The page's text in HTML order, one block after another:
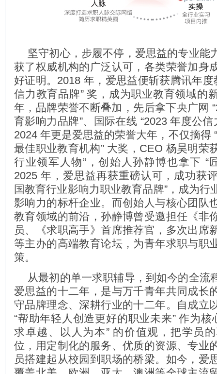
坚守初心，步履不停，爱思益的专业能
获了权威机构的广泛认可，各类荣誉加身
好证明。2018 年，爱思益便斩获腾讯年度
信力教育品牌” 奖，成为职业教育领域的
年，品牌荣誉不断叠加，先后拿下央广网
育影响力品牌”、国际在线 “2023 年度公
2024 年更是爱思益的荣誉大年，不仅摘得
最佳职业教育机构” 大奖，CEO 杨昊明荣
行业领军人物”，创始人孙静博也拿下 “
2025 年，爱思益再获重磅认可，成功获
国教育行业影响力职业教育品牌”，成为行
影响力的标杆企业。而创始人与核心团队
教育领域的前沿，孙静博曾受邀担任《非
员、《求职高手》首席推荐官，多次出席
等主办的高端教育论坛，为青年求职与职
策。
从最初的单一求职辅导，到如今的全流
爱思益的十二年，是与万千青年共同成长
守品牌理念、深耕行业的十二年。自成立
“帮助年轻人创造更好的职业未来” 作为核
求卓越、以人为本” 的价值观，把学员
位，用定制化的服务、优质的资源、专业
员搭建起从校园到职场的桥梁。如今，爱